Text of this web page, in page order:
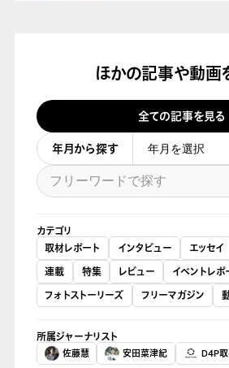
ほかの記事や動画
全ての記事を見る
年月から探す
カテゴリ
取材レポート
インタビュー エッセイ
連載
特集 レビュー
イベントレポ
フォトストーリーズ
フリーマガジン
所属ジャーナリスト
佐藤慧 安田菜津紀 D4P